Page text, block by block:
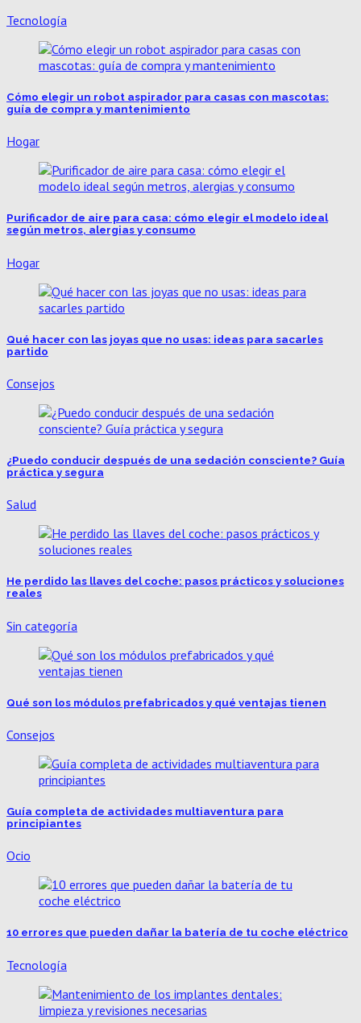
Tecnología
Cómo elegir un robot aspirador para casas con mascotas:
guía de compra y mantenimiento
Hogar
Purificador de aire para casa: cómo elegir el modelo ideal
según metros, alergias y consumo
Hogar
Qué hacer con las joyas que no usas: ideas para sacarles
partido
Consejos
¿Puedo conducir después de una sedación consciente? Guía
práctica y segura
Salud
He perdido las llaves del coche: pasos prácticos y soluciones
reales
Sin categoría
Qué son los módulos prefabricados y qué ventajas tienen
Consejos
Guía completa de actividades multiaventura para
principiantes
Ocio
10 errores que pueden dañar la batería de tu coche eléctrico
Tecnología